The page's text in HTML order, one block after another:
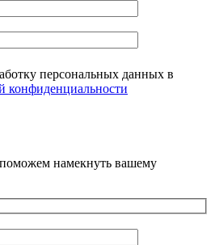
персональных данных в
конфиденциальности
намекнуть вашему